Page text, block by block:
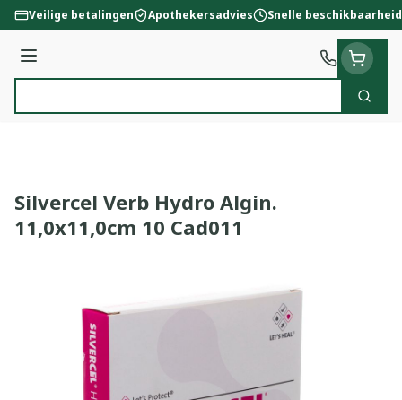
Ga naar de inhoud
Veilige betalingen Apothekersadvies Snelle beschikbaarheid
Menu
Zoek
Silvercel Verb Hydro Algin.
11,0x11,0cm 10 Cad011